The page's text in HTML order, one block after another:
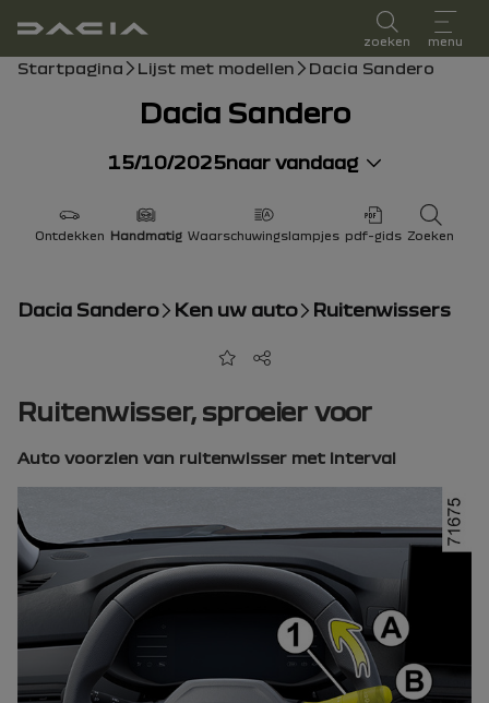
Gebruikershandleiding
zoeken menu
broodkruimelnavigatie
Startpagina Lijst met modellen Dacia Sandero
Dacia Sandero
15/10/2025naar vandaag
Ontdekken Handmatig Waarschuwingslampjes pdf-gids Zoeken
Dacia Sandero Ken uw auto Ruitenwissers
Toevoegen aan favorieten
Delen
Ruitenwisser, sproeier voor
Auto voorzien van ruitenwisser met interval